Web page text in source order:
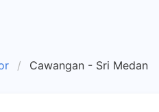
Cawangan - Sri Medan